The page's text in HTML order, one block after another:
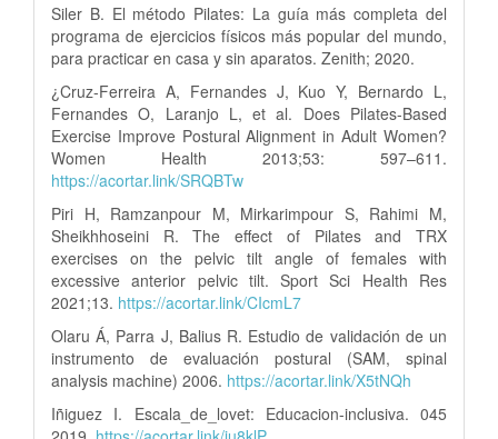
Siler B. El método Pilates: La guía más completa del
programa de ejercicios físicos más popular del mundo,
para practicar en casa y sin aparatos. Zenith; 2020.
¿Cruz-Ferreira A, Fernandes J, Kuo Y, Bernardo L,
Fernandes O, Laranjo L, et al. Does Pilates-Based
Exercise Improve Postural Alignment in Adult Women?
Women Health 2013;53: 597–611.
https://acortar.link/SRQBTw
Piri H, Ramzanpour M, Mirkarimpour S, Rahimi M,
Sheikhhoseini R. The effect of Pilates and TRX
exercises on the pelvic tilt angle of females with
excessive anterior pelvic tilt. Sport Sci Health Res
2021;13. https://acortar.link/CIcmL7
Olaru Á, Parra J, Balius R. Estudio de validación de un
instrumento de evaluación postural (SAM, spinal
analysis machine) 2006. https://acortar.link/X5tNQh
Iñiguez I. Escala_de_lovet: Educacion-inclusiva. 045